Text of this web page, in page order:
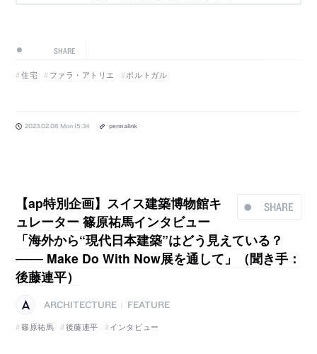
SHARE
住宅 ファラ・アトリエ ポルトガル
2023.02.06 Mon 15:34 permalink
SHARE
【ap特別企画】スイス建築博物館キ
ュレーター 篠原祐馬インタビュー
「海外から“現代日本建築”はどう見えている？
─── Make Do With Now展を通して」（聞き手：
後藤連平）
ARCHITECTURE
FEATURE
篠原祐馬
後藤連平 インタビュー